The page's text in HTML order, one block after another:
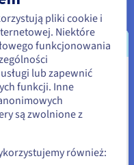
się? Odpowiadamy
które łatwo
się w
Zjednoczone, wyszukaj
pliki cookie i
Niektóre
funkcjonowania
lub zapewnić
funkcji. Inne
są zwolnione z
również: